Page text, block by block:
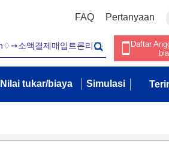
FAQ Pertanyaan
Daftar
Nilai tukar/biaya Simulasi